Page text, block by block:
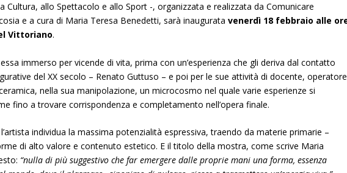
Cultura, allo Spettacolo e allo Sport -, organizzata e realizzata da Comunicare
e a cura di Maria Teresa Benedetti, sarà inauguratavenerdì 18 febbraio alle
Vittoriano.
immerso per vicende di vita, prima con un’esperienza che gli deriva dal contatto
del XX secolo – Renato Guttuso – e poi per le sue attività di docente,
nella sua manipolazione, un microcosmo nel quale varie esperienze si
fino a trovare corrispondenza e completamento nell’opera finale.
individua la massima potenzialità espressiva, traendo da materie primarie –
di alto valore e contenuto estetico. E il titolo della mostra, come scrive Maria
“nulla di più suggestivo che far emergere dalle proprie mani una forma, essenza